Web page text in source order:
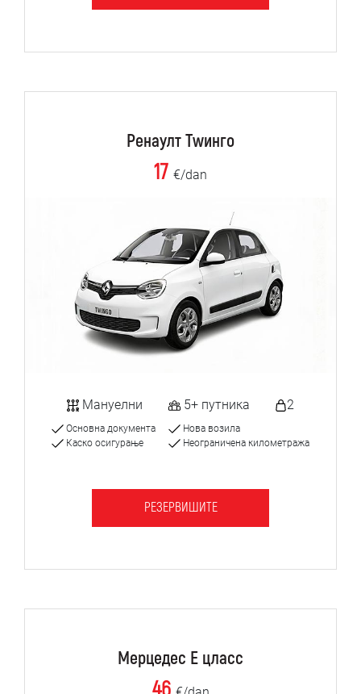
Ренаулт Тwинго
17 €/dan
Мануелни 5+ путника 2
Основна документа
Каско осигурање
Нова возила
Неограничена километража
РЕЗЕРВИШИТЕ
Мерцедес Е цласс